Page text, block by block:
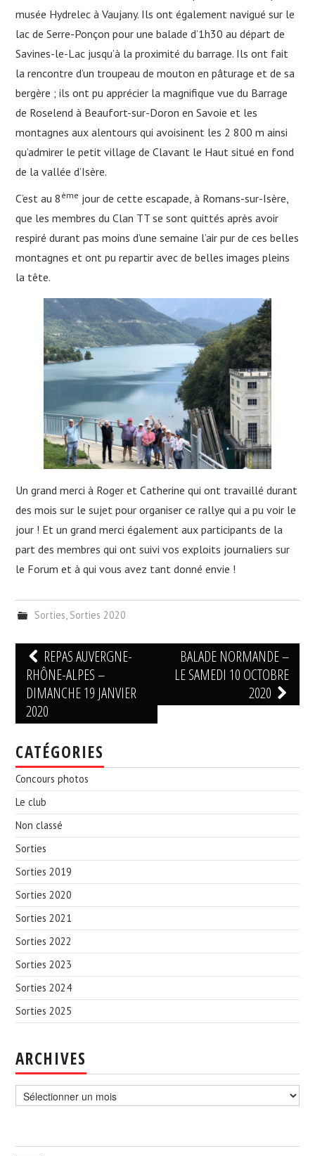
musée Hydrelec à Vaujany. Ils ont également navigué sur le
lac de Serre-Ponçon pour une balade d’1h30 au départ de
Savines-le-Lac jusqu’à la proximité du barrage. Ils ont fait
la rencontre d’un troupeau de mouton en pâturage et de sa
bergère ; ils ont pu apprécier la magnifique vue du Barrage
de Roselend à Beaufort-sur-Doron en Savoie et les
montagnes aux alentours qui avoisinent les 2 800 m ainsi
qu’admirer le petit village de Clavant le Haut situé en fond
de la vallée d’Isère.
C’est au 8 ème jour de cette escapade, à Romans-sur-Isère,
que les membres du Clan TT se sont quittés après avoir
respiré durant pas moins d’une semaine l’air pur de ces belles
montagnes et ont pu repartir avec de belles images pleins
la tête.
Un grand merci à Roger et Catherine qui ont travaillé durant
des mois sur le sujet pour organiser ce rallye qui a pu voir le
jour ! Et un grand merci également aux participants de la
part des membres qui ont suivi vos exploits journaliers sur
le Forum et à qui vous avez tant donné envie !
Sorties Sorties 2020
Navigation
des
articles
REPAS AUVERGNE-
RHÔNE-ALPES –
DIMANCHE 19 JANVIER
2020
BALADE NORMANDE –
LE SAMEDI 10 OCTOBRE
2020
CATÉGORIES
Concours photos
Le club
Non classé
Sorties
Sorties 2019
Sorties 2020
Sorties 2021
Sorties 2022
Sorties 2023
Sorties 2024
Sorties 2025
ARCHIVES